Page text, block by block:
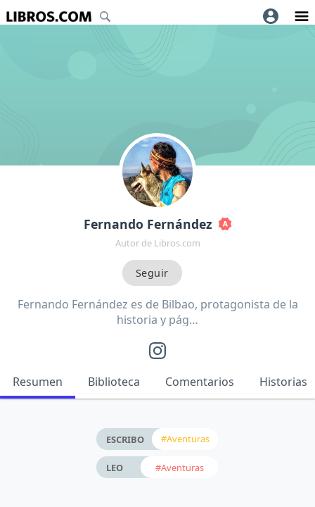
Fernando Fernández
Autor de Libros.com
Fernando Fernández es de Bilbao, protagonista de la
historia y pág…
Resumen Biblioteca Comentarios Historias
ESCRIBO #Aventuras
LEO #Aventuras